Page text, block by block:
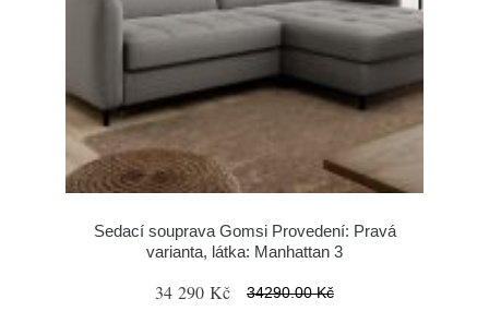
Sedací souprava Gomsi Provedení: Pravá
varianta, látka: Manhattan 3
34 290 Kč 34290.00 Kč